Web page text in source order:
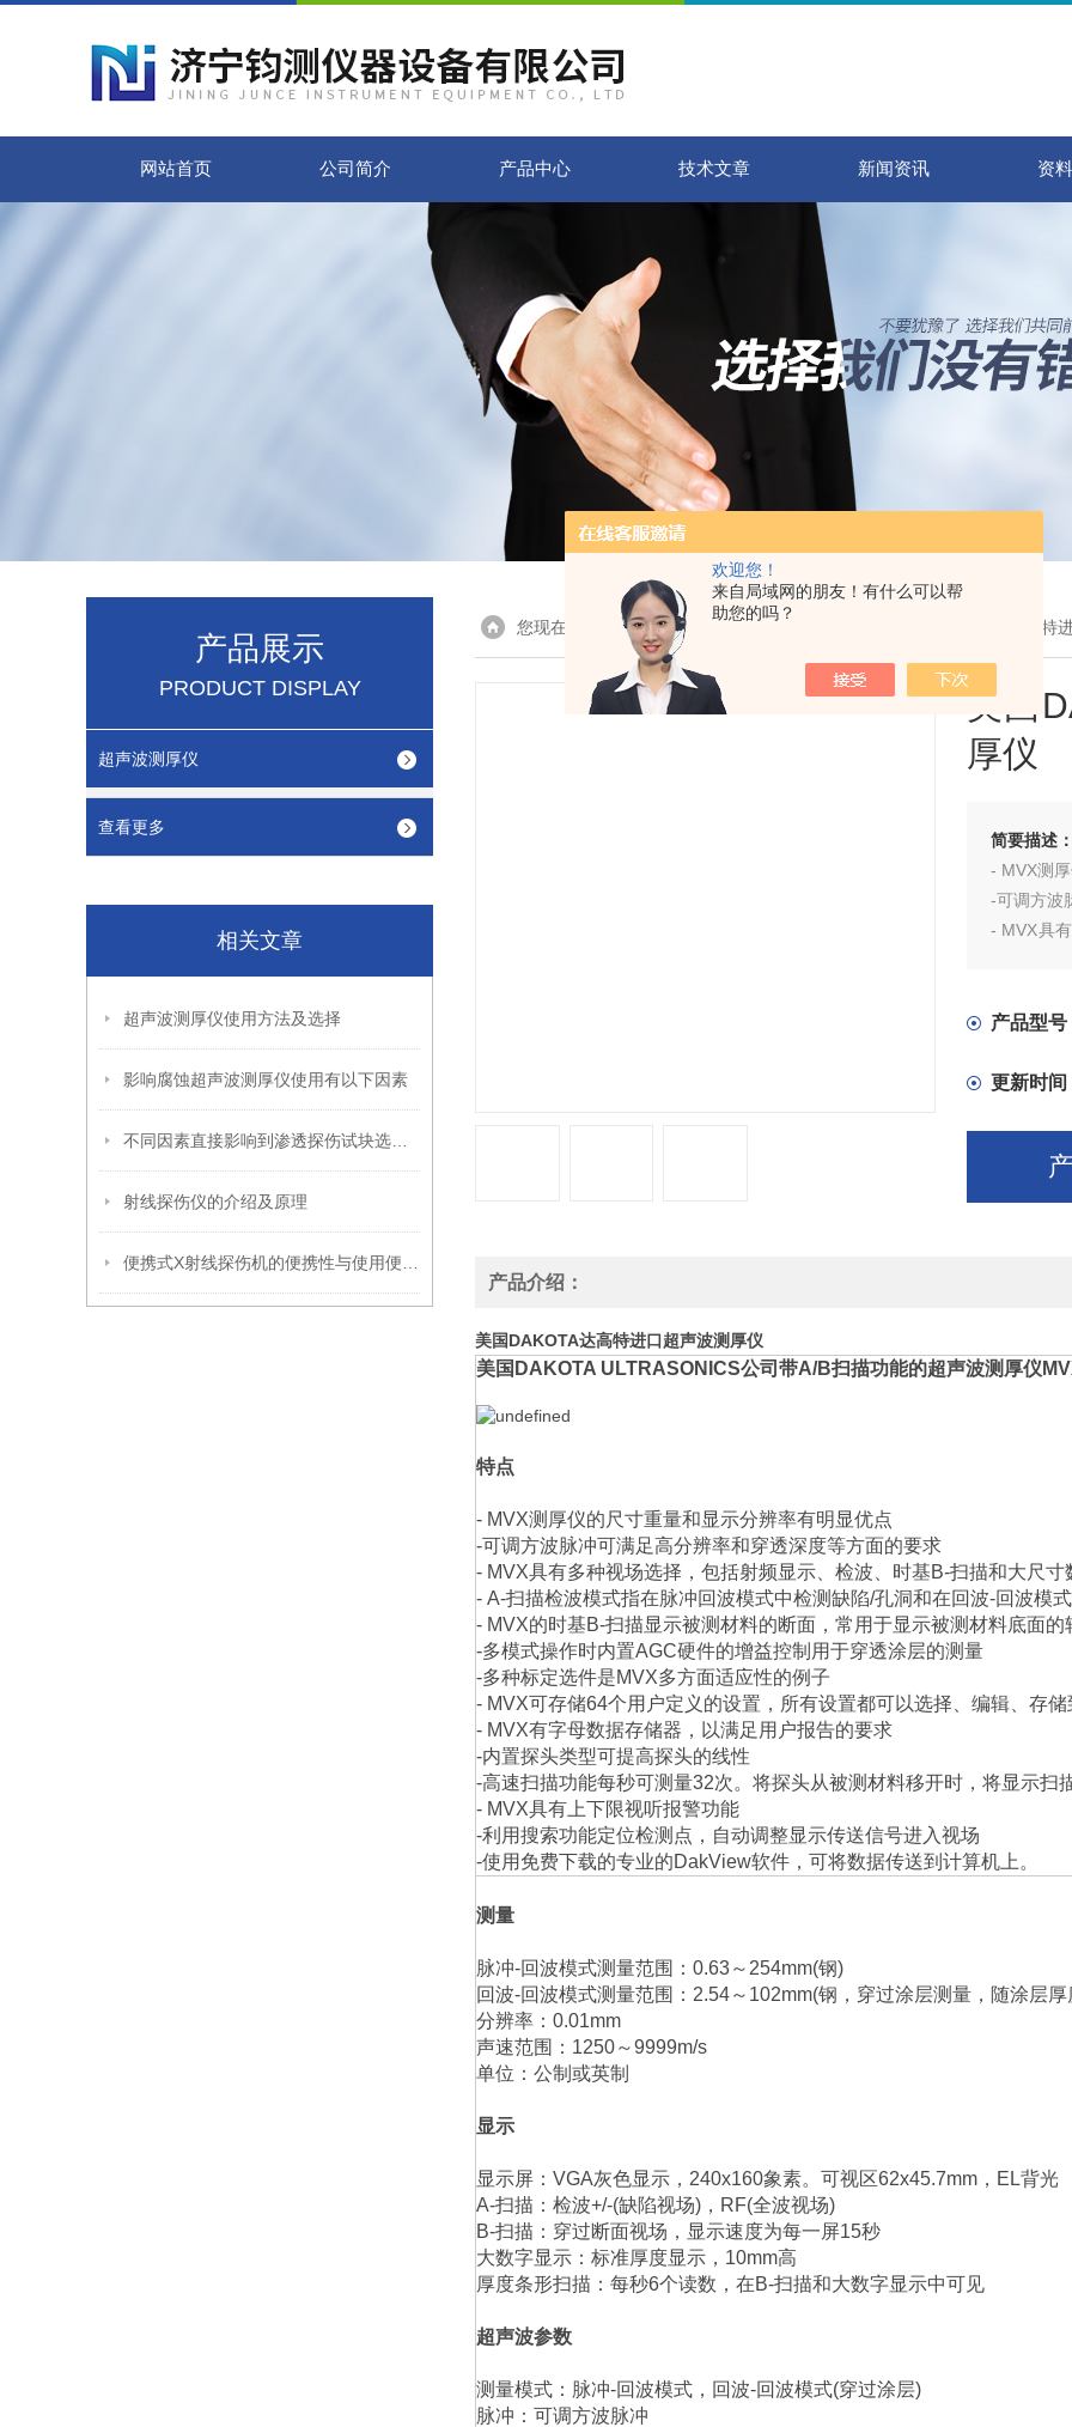
欢迎您！
来自局域网的朋友！有什么可以帮
助您的吗？
网站首页 公司简介 产品中心 技术文章 新闻资讯 资
产品展示
PRODUCT DISPLAY
超声波测厚仪
查看更多
相关文章
超声波测厚仪使用方法及选择
影响腐蚀超声波测厚仪使用有以下因素
射线探伤仪的介绍及原理
您现在的位置：首页> 产品展示 > > > 美国DAKOTA达高特
美国
厚仪
简要描述
- MVX测
-可调方波
- MVX具
模式中穿
的轮廓
产品型号
更新时间
产品介绍：
美国DAKOTA达高特进口超声波测厚仪
美国 DAKOTA ULTRASONICS公司带A/B扫描功能的超声波测厚仪
特点
- MVX测厚仪的尺寸重量和显示分辨率有明显优点
-可调方波脉冲可满足高分辨率和穿透深度等方面的要求
- MVX具有多种视场选择，包括射频显示、检波、时基B-扫描和大尺寸
- A-扫描检波模式指在脉冲回波模式中检测缺陷/孔洞和在回波-回波模
- MVX的时基B-扫描显示被测材料的断面，常用于显示被测材料底面的
-多模式操作时内置AGC硬件的增益控制用于穿透涂层的测量
-多种标定选件是MVX多方面适应性的例子
- MVX可存储64个用户定义的设置，所有设置都可以选择、编辑、存
- MVX有字母数据存储器，以满足用户报告的要求
-内置探头类型可提高探头的线性
-高速扫描功能每秒可测量32次。将探头从被测材料移开时，将显示扫
- MVX具有上下限视听报警功能
-利用搜索功能定位检测点，自动调整显示传送信号进入视场
-使用免费下载的专业的DakView软件，可将数据传送到计算机上。
测量
脉冲-回波模式测量范围： 0.63～ 254mm(钢)
回波-回波模式测量范围： 2.54～ 102mm(钢，穿过涂层测量，随涂层
分辨率： 0.01mm
声速范围： 1250～9999m/s
单位：公制或英制
显示
显示屏： VGA灰色显示， 240x160象素。可视区62x45.7mm ， EL背光
A-扫描：检波+/-(缺陷视场) ， RF(全波视场)
B-扫描：穿过断面视场，显示速度为每一屏15秒
大数字显示：标准厚度显示， 10mm高
厚度条形扫描：每秒6个读数，在B-扫描和大数字显示中可见
超声波参数
测量模式：脉冲-回波模式，回波-回波模式(穿过涂层)
脉冲：可调方波脉冲